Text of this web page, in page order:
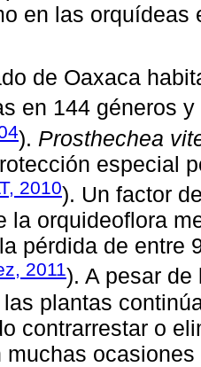
en las orquídeas
de Oaxaca
en 144 géneros
). Prosthechea
especial
2010). Un factor
la orquideoflora
pérdida de entre
2011). A pesar
plantas
contrarrestar o
muchas